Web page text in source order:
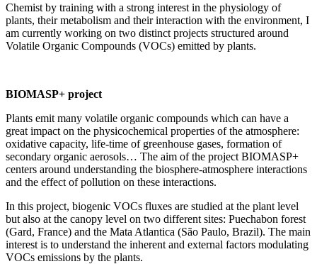
Chemist by training with a strong interest in the physiology of
plants, their metabolism and their interaction with the environment, I
am currently working on two distinct projects structured around
Volatile Organic Compounds (VOCs) emitted by plants.
BIOMASP+ project
Plants emit many volatile organic compounds which can have a
great impact on the physicochemical properties of the atmosphere:
oxidative capacity, life-time of greenhouse gases, formation of
secondary organic aerosols… The aim of the project BIOMASP+
centers around understanding the biosphere-atmosphere interactions
and the effect of pollution on these interactions.
In this project, biogenic VOCs fluxes are studied at the plant level
but also at the canopy level on two different sites: Puechabon forest
(Gard, France) and the Mata Atlantica (São Paulo, Brazil). The main
interest is to understand the inherent and external factors modulating
VOCs emissions by the plants.